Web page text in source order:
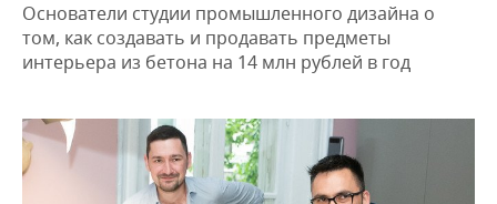
КОРОЛИ ГОСЗАКАЗА ПФО
ВУЗЫ ТАТАРСТАНА
КОМУ ПРИНАДЛЕЖАТ
ТОРГОВЫЕ ЦЕНТРЫ
ТАТАРСТАНА
ФИНАНСЫ
БАНКИ
БЮДЖЕТ
ИНВЕСТИЦИИ
НОВОСТИ
ПРОМЫШЛЕННОСТИ
МАШИНОСТРОЕНИЕ
НЕФТЕХИМИЯ
НЕДВИЖИМОСТЬ
НОВОСТИ НЕДВИЖИМОСТИ
АВТО
НОВОСТИ АВТО
БИЗНЕС
НОВОСТИ БИЗНЕСА
ТЕХНОЛОГИИ
Основатели студии промышленного дизайна о
том, как создавать и продавать предметы
интерьера из бетона на 14 млн рублей в год